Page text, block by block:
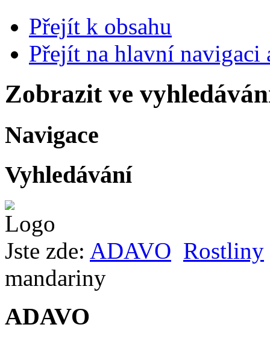
Přejít k obsahu
Přejít na hlavní navigaci
Zobrazit ve
Navigace
Vyhledávání
Jste zde: ADAVO Rostliny
mandariny
ADAVO